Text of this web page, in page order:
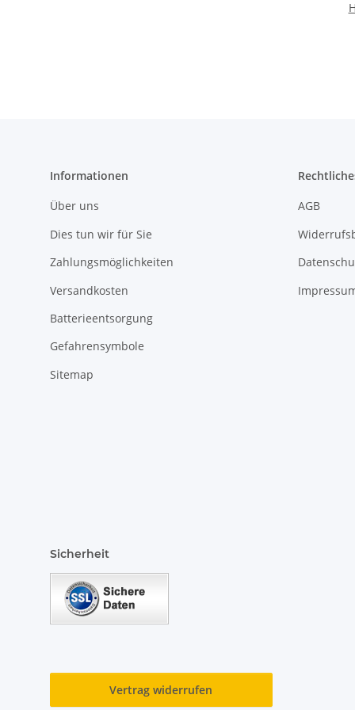
Informationen
Über uns
Dies tun wir für Sie
Zahlungsmöglichkeiten
Versandkosten
Batterieentsorgung
Gefahrensymbole
Sitemap
AGB
Sicherheit
Vertrag widerrufen